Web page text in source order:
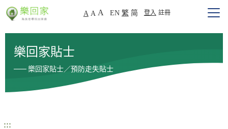
A A A EN 繁 简 登入 註冊
樂回家貼士
樂回家貼士／預防走失貼士
:::